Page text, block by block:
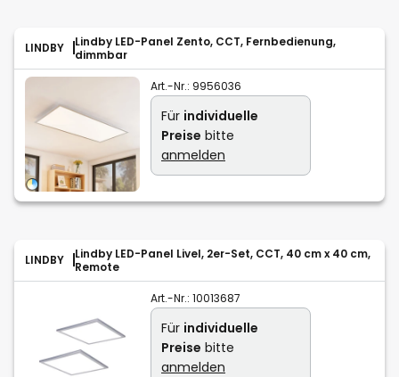
LINDBY
Lindby LED-Panel Zento, CCT, Fernbedienung,
dimmbar
Art.-Nr.: 9956036
Für individuelle
Preise bitte
anmelden
LINDBY
Lindby LED-Panel Livel, 2er-Set, CCT, 40 cm x 40 cm,
Remote
Art.-Nr.: 10013687
Für individuelle
Preise bitte
anmelden